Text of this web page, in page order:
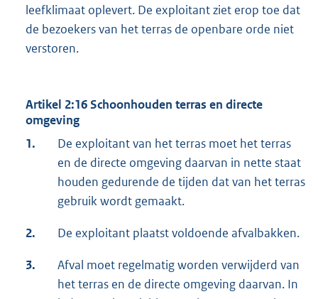
leefklimaat oplevert. De exploitant ziet erop toe dat
de bezoekers van het terras de openbare orde niet
verstoren.
Artikel 2:16 Schoonhouden terras en directe
omgeving
1.
De exploitant van het terras moet het terras
en de directe omgeving daarvan in nette staat
houden gedurende de tijden dat van het terras
gebruik wordt gemaakt.
2. De exploitant plaatst voldoende afvalbakken.
3.
Afval moet regelmatig worden verwijderd van
het terras en de directe omgeving daarvan. In